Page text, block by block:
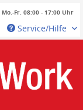
Mo.-Fr. 08:00 - 17:00 Uhr
Service/Hilfe